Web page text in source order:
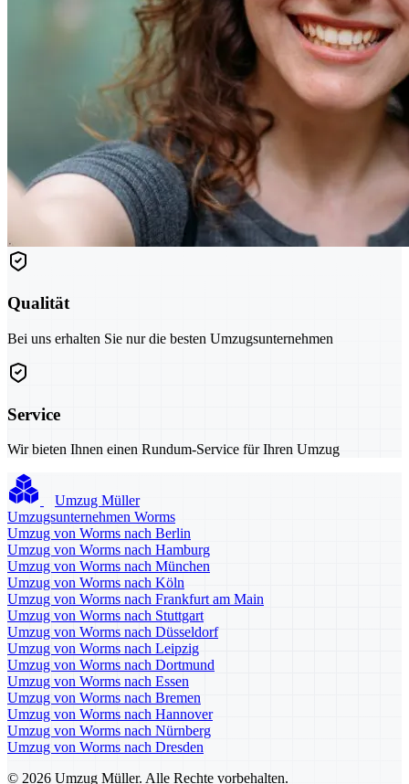
Qualität
Bei uns erhalten Sie nur die besten Umzugsunternehmen
Service
Wir bieten Ihnen einen Rundum-Service für Ihren Umzug
Umzug Müller
Umzugsunternehmen Worms
Umzug von Worms nach Berlin
Umzug von Worms nach Hamburg
Umzug von Worms nach München
Umzug von Worms nach Köln
Umzug von Worms nach Frankfurt am Main
Umzug von Worms nach Stuttgart
Umzug von Worms nach Düsseldorf
Umzug von Worms nach Leipzig
Umzug von Worms nach Dortmund
Umzug von Worms nach Essen
Umzug von Worms nach Bremen
Umzug von Worms nach Hannover
Umzug von Worms nach Nürnberg
Umzug von Worms nach Dresden
© 2026 Umzug Müller. Alle Rechte vorbehalten.